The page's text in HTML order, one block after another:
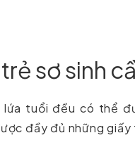
sơ sinh
tuổi đều có thể
đầy đủ những